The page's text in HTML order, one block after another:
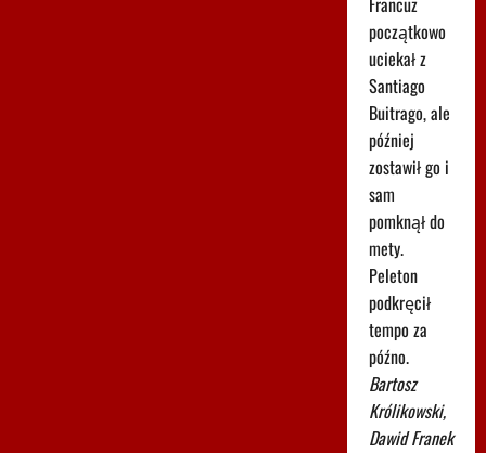
początkowo
uciekał z
Santiago
Buitrago, ale
później
zostawił go i
sam
pomknął do
mety.
Peleton
podkręcił
tempo za
późno.
Bartosz
Królikowski,
Dawid Franek